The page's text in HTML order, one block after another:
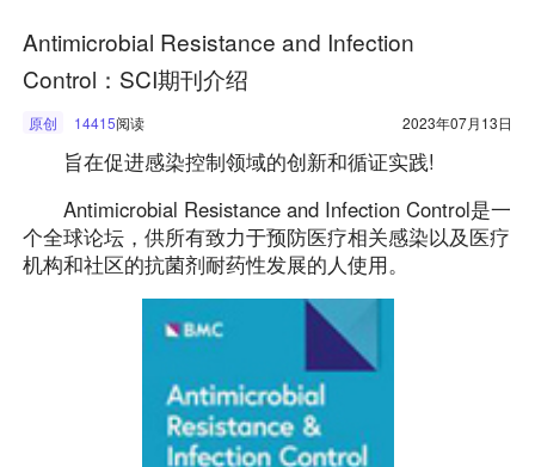
Antimicrobial Resistance and Infection
Control：SCI期刊介绍
原创 14415阅读 2023年07月13日
旨在促进感染控制领域的创新和循证实践!
Antimicrobial Resistance and Infection Control是一
个全球论坛，供所有致力于预防医疗相关感染以及医疗
机构和社区的抗菌剂耐药性发展的人使用。